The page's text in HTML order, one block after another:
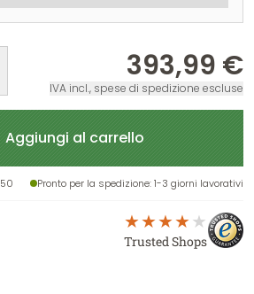
393,99 €
IVA incl., spese di spedizione escluse
Aggiungi al carrello
Pronto per la spedizione: 1-3 giorni lavorativi
Trusted Shops